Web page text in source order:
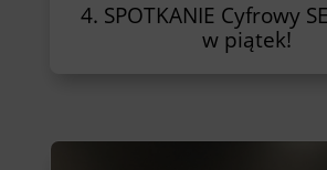
4. SPOTKANIE Cyfrowy
w piątek!